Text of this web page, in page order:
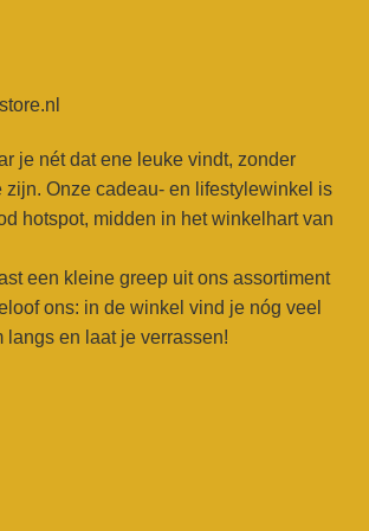
je nét dat ene leuke vindt, zonder
zijn. Onze cadeau- en lifestylewinkel is
hotspot, midden in het winkelhart van
een kleine greep uit ons assortiment
ons: in de winkel vind je nóg veel
langs en laat je verrassen!